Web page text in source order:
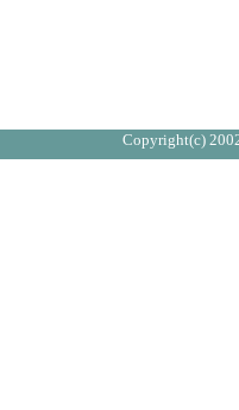
Copyright(c)